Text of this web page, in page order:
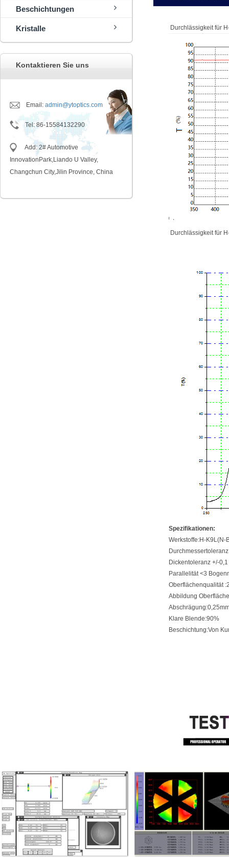
Beschichtungen
Kristalle
Kontaktieren Sie uns
Email: admin@ytoptics.com
Tel :86-15584132290
Add: 2# Automotive
InnovationPark,Liando U Valley,
Changchun City,Jilin Province, China
Durchlässigkeit für
Durchlässigkeit für
Spezifikationen:
Werkstoffe:H-K9L(N-
Dickentoleranz +/-
Parallelität <3
Oberflächenqualität
Abbildung
Klare Blende:90%
Beschichtung:Von